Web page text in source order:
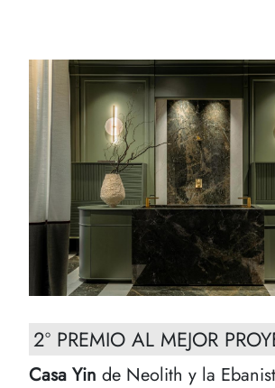
2º PREMIO AL MEJOR
Casa Yin de Neolith y la